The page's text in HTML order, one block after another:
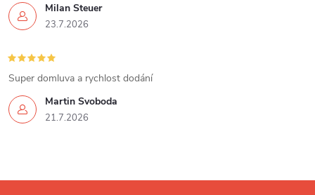
Milan Steuer
23.7.2026
Martin Svoboda
21.7.2026
Super domluva a rychlost dodání